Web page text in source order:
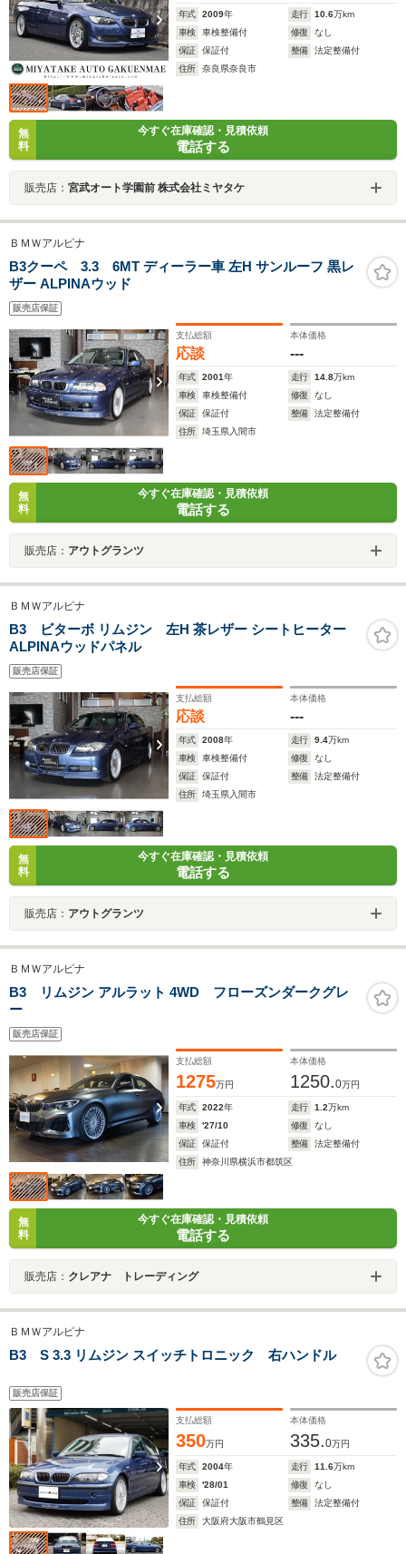
年式 2009年 走行 10.6万km
車検
車検整備付 修復
なし
保証
保証付 整備
法定整備付
住所
奈良県奈良市
無
料
今すぐ在庫確認・見積依頼
電話する
販売店： 宮武オート学園前 株式会社ミヤタケ
ＢＭＷアルピナ
B3クーペ 3.3 6MT ディーラー車 左H サンルーフ 黒レ
ザー ALPINAウッド
販売店保証
支払総額
応談
本体価格
---
年式 2001年 走行 14.8万km
車検
車検整備付 修復
なし
保証
保証付 整備
法定整備付
住所
埼玉県入間市
無
料
今すぐ在庫確認・見積依頼
電話する
販売店： アウトグランツ
ＢＭＷアルピナ
B3 ビターボ リムジン 左H 茶レザー シートヒーター
ALPINAウッドパネル
販売店保証
支払総額
応談
本体価格
---
年式 2008年 走行 9.4万km
車検
車検整備付 修復
なし
保証
保証付 整備
法定整備付
住所
埼玉県入間市
無
料
今すぐ在庫確認・見積依頼
電話する
販売店： アウトグランツ
ＢＭＷアルピナ
B3 リムジン アルラット 4WD フローズンダークグレ
ー
販売店保証
支払総額
1275万円
本体価格
1250.0万円
年式 2022年 走行 1.2万km
車検
'27/10 修復
なし
保証
保証付 整備
法定整備付
住所
神奈川県横浜市都筑区
無
料
今すぐ在庫確認・見積依頼
電話する
販売店： クレアナ トレーディング
ＢＭＷアルピナ
B3 S 3.3 リムジン スイッチトロニック 右ハンドル
販売店保証
支払総額
350万円
本体価格
335.0万円
年式 2004年 走行 11.6万km
車検
'28/01 修復
なし
保証
保証付 整備
法定整備付
住所
大阪府大阪市鶴見区